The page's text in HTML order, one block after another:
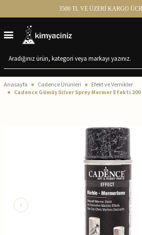
3500 TL VE ÜZERİ KARGO
Anasayfa Cadence Ürünleri
Efekt ve Vernikler
Cadence Gümüş Silver Sprey Mermer Efekti 200